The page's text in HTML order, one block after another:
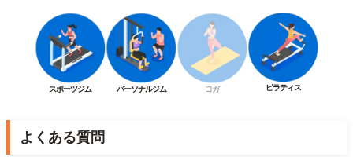
スポーツジム パーソナルジム ヨガ ピラティス
よくある質問